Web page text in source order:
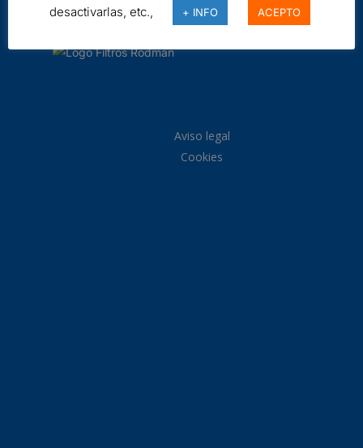
Aviso legal
Cookies
desactivarlas, etc.,
+ INFO ACEPTO